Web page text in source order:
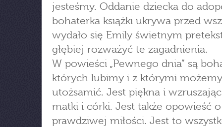
jesteśmy. Oddanie dziecka do
bohaterka książki ukrywa przed
wydało się Emily świetnym
głębiej rozważyć te zagadnienia.
W powieści „Pewnego dnia” są
których lubimy i z którymi
utożsamić. Jest piękna i
matki i córki. Jest także opowieść o
prawdziwej miłości. Jest to